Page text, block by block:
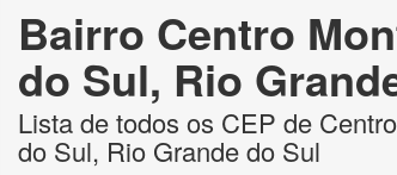
Bairro Centro
do Sul, Rio
Lista de todos os CEP de
do Sul, Rio Grande do Sul